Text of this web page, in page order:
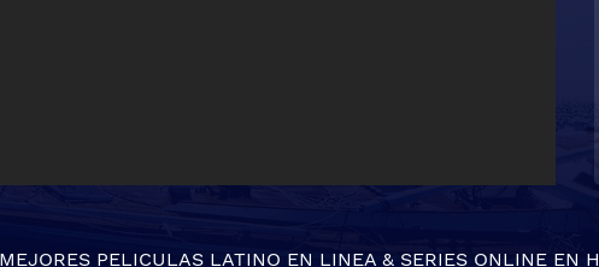
PELICULAS LATINO EN LINEA& SERIES ONLINEEN